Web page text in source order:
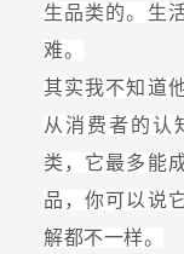
生品类的。生
难。
其实我不知道
从消费者的认
类，它最多能
品，你可以说
解都不一样。